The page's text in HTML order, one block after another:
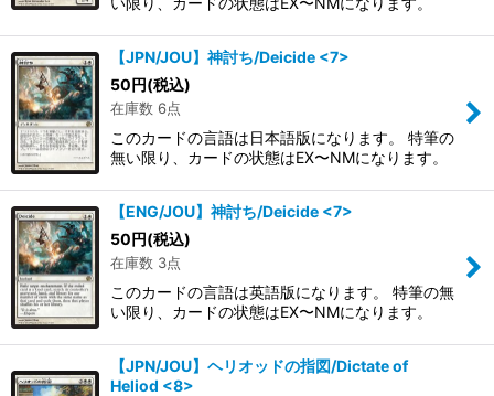
【JPN/JOU】神討ち/Deicide <7>
50円(税込)
在庫数 6点
このカードの言語は日本語版になります。 特筆の
無い限り、カードの状態はEX〜NMになります。
【ENG/JOU】神討ち/Deicide <7>
50円(税込)
在庫数 3点
このカードの言語は英語版になります。 特筆の無
い限り、カードの状態はEX〜NMになります。
【JPN/JOU】ヘリオッドの指図/Dictate of
Heliod <8>